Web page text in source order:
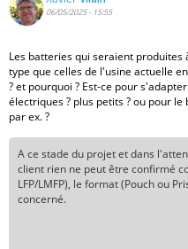
06/05/2025 - 15:55
Les batteries qui seraient
type que celles de l'usine actuelle
? et pourquoi ? Est-ce pour
électriques ? plus petits ? ou pour
par ex. ?
A ce stade du projet et dans
client rien ne peut être confirmé
LFP/LMFP), le format (Pouch ou
concerné.